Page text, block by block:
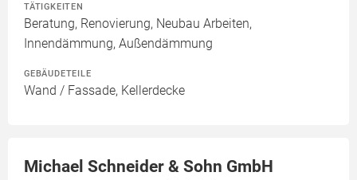
TÄTIGKEITEN
Beratung, Renovierung, Neubau Arbeiten,
Innendämmung, Außendämmung
GEBÄUDETEILE
Wand / Fassade, Kellerdecke
Michael Schneider & Sohn GmbH